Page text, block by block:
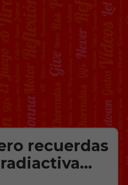
recuerdas